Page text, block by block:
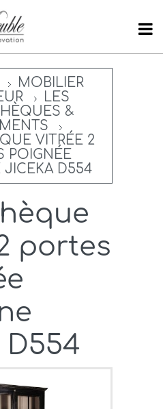
MOBILIER
LES
&
VITRÉE 2
POIGNÉE
JICEKA D554
portes